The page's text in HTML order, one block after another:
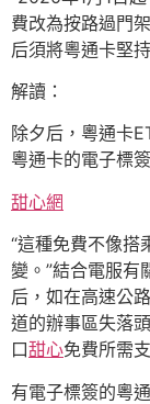
費改為按路過門
后須將粵通卡堅
解讀：
除夕后，粵通卡
粵通卡的電子標
甜心網
“這種免費不像搭
變。”結合電服有
后，如在高速公
道的辦事區失落
口甜心免費所需
有電子標簽的粵